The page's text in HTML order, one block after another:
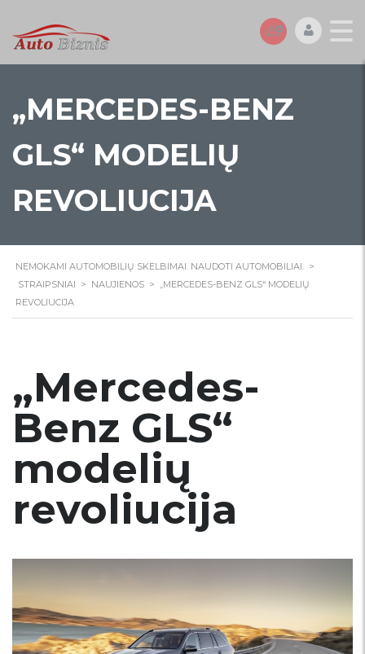
„MERCEDES-BENZ
GLS“ MODELIŲ
REVOLIUCIJA
NEMOKAMI AUTOMOBILIŲ SKELBIMAI. NAUDOTI AUTOMOBILIAI. >
STRAIPSNIAI > NAUJIENOS > „MERCEDES-BENZ GLS“ MODELIŲ
REVOLIUCIJA
„Mercedes-
Benz GLS“
modelių
revoliucija